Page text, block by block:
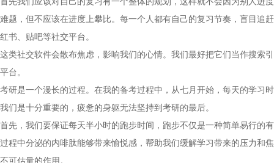
难题，但不应该在进度上攀比。每一个人都有自己的复习节奏，盲目追
红书、贴吧等社交平台。
这类社交软件会散布焦虑，影响我们的心情。我们最好把它们当作搜索
平台。
考研是一个漫长的过程。在我的备考过程中，从七月开始，每天的学习
我们是十分重要的，疲惫的身躯无法坚持到考研的最后。
首先，我们要保证每天半小时的跑步时间，跑步不仅是一种简单易行的
过程中分泌的内啡肽能够带来愉悦感，帮助我们缓解学习带来的压力和
不可估量的作用。